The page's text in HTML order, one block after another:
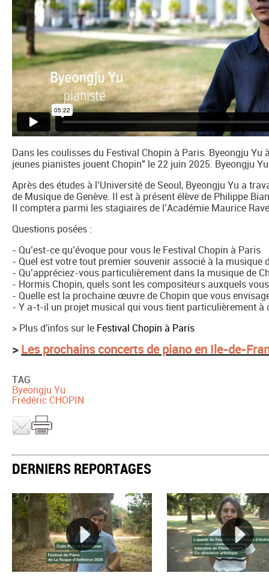
Dans les coulisses du Festival Chopin à Paris. Byeongju
jeunes pianistes jouent Chopin" le 22 juin 2025. Byeongju
Après des études à l’Université de Seoul, Byeongju Yu a
de Musique de Genève. Il est à présent élève de Philippe
Il comptera parmi les stagiaires de l’Académie Maurice
Questions posées :
- Qu’est-ce qu’évoque pour vous le Festival Chopin à Paris
- Quel est votre tout premier souvenir associé à la musique
- Qu’appréciez-vous particulièrement dans la musique de
- Hormis Chopin, quels sont les compositeurs auxquels
- Quelle est la prochaine œuvre de Chopin que vous
- Y a-t-il un projet musical qui vous tient particulièrement
> Plus d'infos sur le Festival Chopin à Paris
>Les prochains concerts de piano en Ile-de-
TAG
Byeongju Yu
Frédéric CHOPIN
DERNIERS REPORTAGES